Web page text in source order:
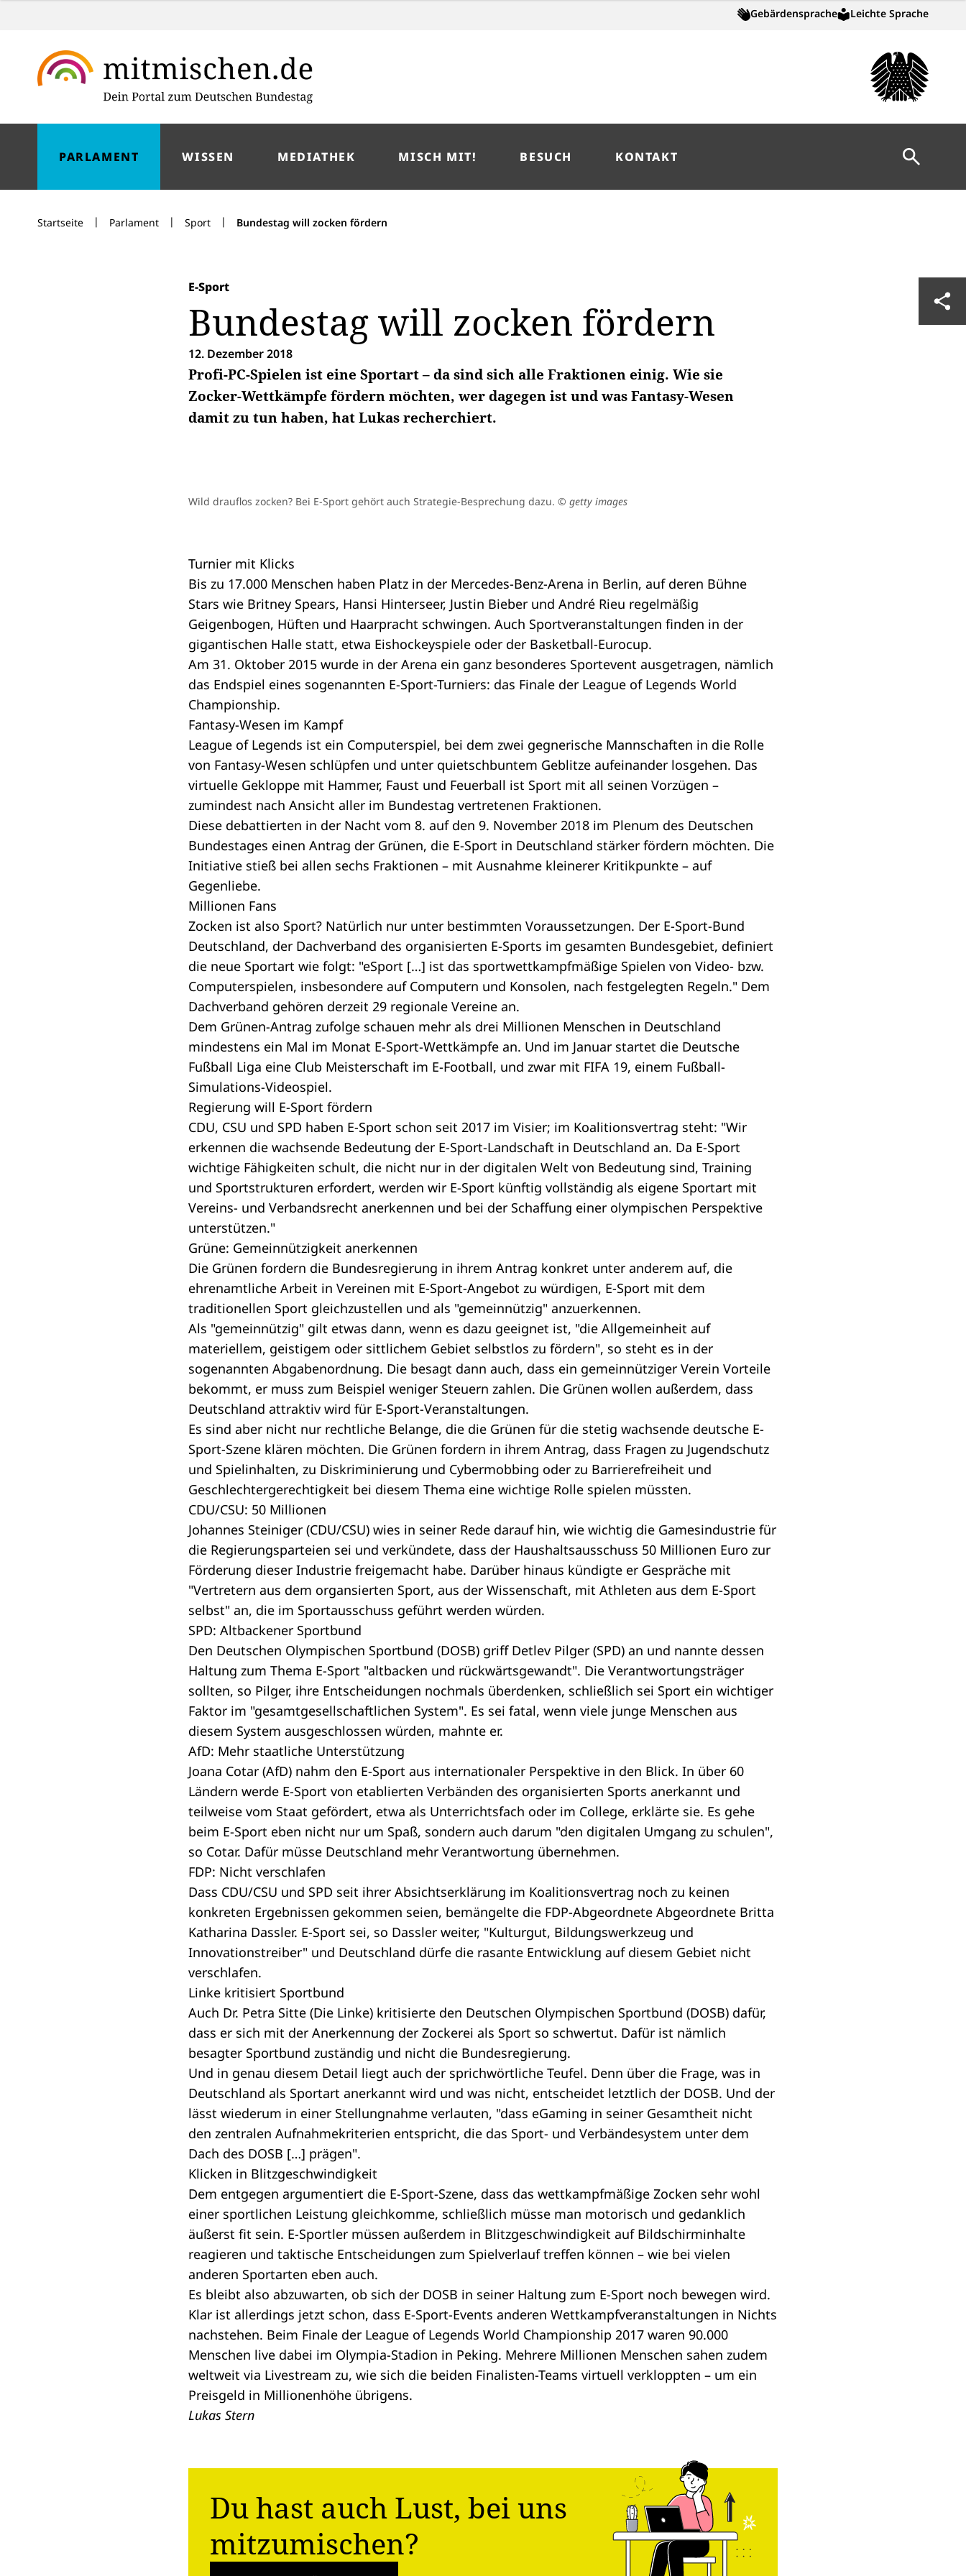
Gebärdensprache Leichte Sprache
PARLAMENT WISSEN MEDIATHEK MISCH MIT! BESUCH KONTAKT Suche
Startseite | Parlament | Sport | Bundestag will zocken fördern
E-Sport
Bundestag will zocken fördern
12. Dezember 2018
Profi-PC-Spielen ist eine Sportart – da sind sich alle Fraktionen einig. Wie sie
Zocker-Wettkämpfe fördern möchten, wer dagegen ist und was Fantasy-Wesen
damit zu tun haben, hat Lukas recherchiert.
Wild drauflos zocken? Bei E-Sport gehört auch Strategie-Besprechung dazu. © getty images
Turnier mit Klicks
Bis zu 17.000 Menschen haben Platz in der Mercedes-Benz-Arena in Berlin, auf deren Bühne
Stars wie Britney Spears, Hansi Hinterseer, Justin Bieber und André Rieu regelmäßig
Geigenbogen, Hüften und Haarpracht schwingen. Auch Sportveranstaltungen finden in der
gigantischen Halle statt, etwa Eishockeyspiele oder der Basketball-Eurocup.
Am 31. Oktober 2015 wurde in der Arena ein ganz besonderes Sportevent ausgetragen, nämlich
das Endspiel eines sogenannten E-Sport-Turniers: das Finale der League of Legends World
Championship.
Fantasy-Wesen im Kampf
League of Legends ist ein Computerspiel, bei dem zwei gegnerische Mannschaften in die Rolle
von Fantasy-Wesen schlüpfen und unter quietschbuntem Geblitze aufeinander losgehen. Das
virtuelle Gekloppe mit Hammer, Faust und Feuerball ist Sport mit all seinen Vorzügen –
zumindest nach Ansicht aller im Bundestag vertretenen Fraktionen.
Diese debattierten in der Nacht vom 8. auf den 9. November 2018 im Plenum des Deutschen
Bundestages einen Antrag der Grünen, die E-Sport in Deutschland stärker fördern möchten. Die
Initiative stieß bei allen sechs Fraktionen – mit Ausnahme kleinerer Kritikpunkte – auf
Gegenliebe.
Millionen Fans
Zocken ist also Sport? Natürlich nur unter bestimmten Voraussetzungen. Der E-Sport-Bund
Deutschland, der Dachverband des organisierten E-Sports im gesamten Bundesgebiet, definiert
die neue Sportart wie folgt: "eSport […] ist das sportwettkampfmäßige Spielen von Video- bzw.
Computerspielen, insbesondere auf Computern und Konsolen, nach festgelegten Regeln." Dem
Dachverband gehören derzeit 29 regionale Vereine an.
Dem Grünen-Antrag zufolge schauen mehr als drei Millionen Menschen in Deutschland
mindestens ein Mal im Monat E-Sport-Wettkämpfe an. Und im Januar startet die Deutsche
Fußball Liga eine Club Meisterschaft im E-Football, und zwar mit FIFA 19, einem Fußball-
Simulations-Videospiel.
Regierung will E-Sport fördern
CDU, CSU und SPD haben E-Sport schon seit 2017 im Visier; im Koalitionsvertrag steht: "Wir
erkennen die wachsende Bedeutung der E-Sport-Landschaft in Deutschland an. Da E-Sport
wichtige Fähigkeiten schult, die nicht nur in der digitalen Welt von Bedeutung sind, Training
und Sportstrukturen erfordert, werden wir E-Sport künftig vollständig als eigene Sportart mit
Vereins- und Verbandsrecht anerkennen und bei der Schaffung einer olympischen Perspektive
unterstützen."
Grüne: Gemeinnützigkeit anerkennen
Die Grünen fordern die Bundesregierung in ihrem Antrag konkret unter anderem auf, die
ehrenamtliche Arbeit in Vereinen mit E-Sport-Angebot zu würdigen, E-Sport mit dem
traditionellen Sport gleichzustellen und als "gemeinnützig" anzuerkennen.
Als "gemeinnützig" gilt etwas dann, wenn es dazu geeignet ist, "die Allgemeinheit auf
materiellem, geistigem oder sittlichem Gebiet selbstlos zu fördern", so steht es in der
sogenannten Abgabenordnung. Die besagt dann auch, dass ein gemeinnütziger Verein Vorteile
bekommt, er muss zum Beispiel weniger Steuern zahlen. Die Grünen wollen außerdem, dass
Deutschland attraktiv wird für E-Sport-Veranstaltungen.
Es sind aber nicht nur rechtliche Belange, die die Grünen für die stetig wachsende deutsche E-
Sport-Szene klären möchten. Die Grünen fordern in ihrem Antrag, dass Fragen zu Jugendschutz
und Spielinhalten, zu Diskriminierung und Cybermobbing oder zu Barrierefreiheit und
Geschlechtergerechtigkeit bei diesem Thema eine wichtige Rolle spielen müssten.
CDU/CSU: 50 Millionen
Johannes Steiniger (CDU/CSU) wies in seiner Rede darauf hin, wie wichtig die Gamesindustrie für
die Regierungsparteien sei und verkündete, dass der Haushaltsausschuss 50 Millionen Euro zur
Förderung dieser Industrie freigemacht habe. Darüber hinaus kündigte er Gespräche mit
"Vertretern aus dem organsierten Sport, aus der Wissenschaft, mit Athleten aus dem E-Sport
selbst" an, die im Sportausschuss geführt werden würden.
SPD: Altbackener Sportbund
Den Deutschen Olympischen Sportbund (DOSB) griff Detlev Pilger (SPD) an und nannte dessen
Haltung zum Thema E-Sport "altbacken und rückwärtsgewandt". Die Verantwortungsträger
sollten, so Pilger, ihre Entscheidungen nochmals überdenken, schließlich sei Sport ein wichtiger
Faktor im "gesamtgesellschaftlichen System". Es sei fatal, wenn viele junge Menschen aus
diesem System ausgeschlossen würden, mahnte er.
AfD: Mehr staatliche Unterstützung
Joana Cotar (AfD) nahm den E-Sport aus internationaler Perspektive in den Blick. In über 60
Ländern werde E-Sport von etablierten Verbänden des organisierten Sports anerkannt und
teilweise vom Staat gefördert, etwa als Unterrichtsfach oder im College, erklärte sie. Es gehe
beim E-Sport eben nicht nur um Spaß, sondern auch darum "den digitalen Umgang zu schulen",
so Cotar. Dafür müsse Deutschland mehr Verantwortung übernehmen.
FDP: Nicht verschlafen
Dass CDU/CSU und SPD seit ihrer Absichtserklärung im Koalitionsvertrag noch zu keinen
konkreten Ergebnissen gekommen seien, bemängelte die FDP-Abgeordnete Abgeordnete Britta
Katharina Dassler. E-Sport sei, so Dassler weiter, "Kulturgut, Bildungswerkzeug und
Innovationstreiber" und Deutschland dürfe die rasante Entwicklung auf diesem Gebiet nicht
verschlafen.
Linke kritisiert Sportbund
Auch Dr. Petra Sitte (Die Linke) kritisierte den Deutschen Olympischen Sportbund (DOSB) dafür,
dass er sich mit der Anerkennung der Zockerei als Sport so schwertut. Dafür ist nämlich
besagter Sportbund zuständig und nicht die Bundesregierung.
Und in genau diesem Detail liegt auch der sprichwörtliche Teufel. Denn über die Frage, was in
Deutschland als Sportart anerkannt wird und was nicht, entscheidet letztlich der DOSB. Und der
lässt wiederum in einer Stellungnahme verlauten, "dass eGaming in seiner Gesamtheit nicht
den zentralen Aufnahmekriterien entspricht, die das Sport- und Verbändesystem unter dem
Dach des DOSB […] prägen".
Klicken in Blitzgeschwindigkeit
Dem entgegen argumentiert die E-Sport-Szene, dass das wettkampfmäßige Zocken sehr wohl
einer sportlichen Leistung gleichkomme, schließlich müsse man motorisch und gedanklich
äußerst fit sein. E-Sportler müssen außerdem in Blitzgeschwindigkeit auf Bildschirminhalte
reagieren und taktische Entscheidungen zum Spielverlauf treffen können – wie bei vielen
anderen Sportarten eben auch.
Es bleibt also abzuwarten, ob sich der DOSB in seiner Haltung zum E-Sport noch bewegen wird.
Klar ist allerdings jetzt schon, dass E-Sport-Events anderen Wettkampfveranstaltungen in Nichts
nachstehen. Beim Finale der League of Legends World Championship 2017 waren 90.000
Menschen live dabei im Olympia-Stadion in Peking. Mehrere Millionen Menschen sahen zudem
weltweit via Livestream zu, wie sich die beiden Finalisten-Teams virtuell verkloppten – um ein
Preisgeld in Millionenhöhe übrigens.
Lukas Stern
Du hast auch Lust, bei uns
mitzumischen?